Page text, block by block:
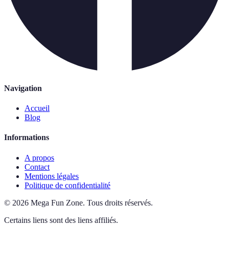
Navigation
Accueil
Blog
Informations
A propos
Contact
Mentions légales
Politique de confidentialité
© 2026 Mega Fun Zone. Tous droits réservés.
Certains liens sont des liens affiliés.